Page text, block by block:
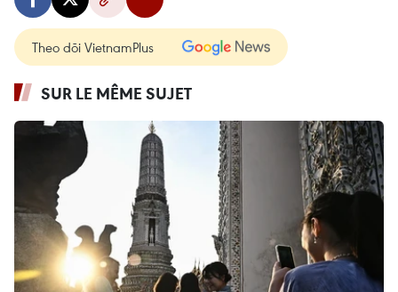
Theo dõi VietnamPlus
SUR LE MÊME SUJET